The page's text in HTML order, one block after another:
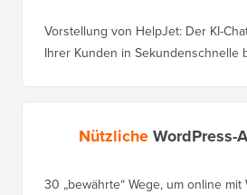
Vorstellung von HelpJet: Der KI-
Ihrer Kunden in Sekundenschnelle
NützlicheWordPress-
30 „bewährte“ Wege, um online